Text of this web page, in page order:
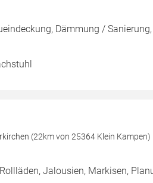
Dämmung /
(22km von 25364 Klein Kampen)
Jalousien, Markisen,